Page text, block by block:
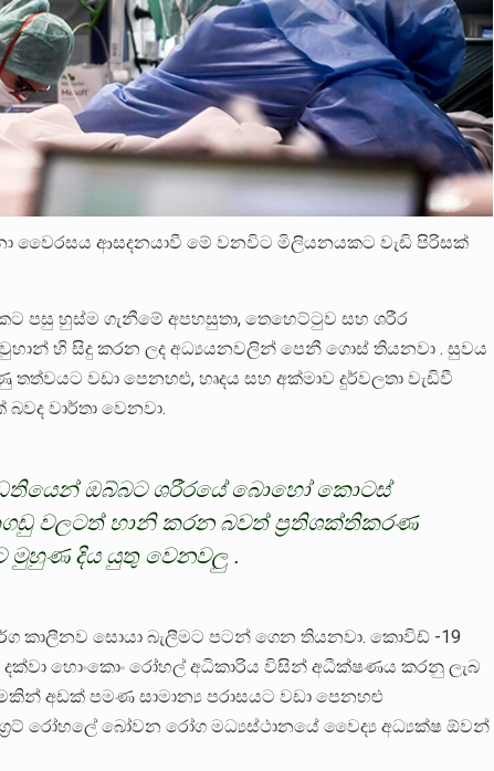
වෛරසය ආසදනයාවී මේ වනවිට මිලියනයකට වැඩි පිරිසක්
පසු හුස්ම ගැනීමේ අපහසුතා, තෙහෙට්ටුව සහ ශරීර
හි සිදු කරන ලද අධ්‍යයනවලින් පෙනී ගොස් තියනවා . සුවය
වඩා පෙනහළු, හෘදය සහ අක්මාව දුර්වලතා වැඩිවී
වාර්තා වෙනවා.
ඔබ්බට ශරීරයේ බොහෝ කොටස්
වලටත් හානි කරන බවත් ප්‍රතිශක්තිකරණ
මුහුණ දිය යුතු වෙනවලු .
කාලීනව සොයා බැලීමට පටන් ගෙන තියනවා. කොවිඩ් -19
හොංකොං රෝහල් අධිකාරිය විසින් අධීක්ෂණය කරනු ලැබ
අඩක් පමණ සාමාන්‍ය පරාසයට වඩා පෙනහළු
රෝහලේ බෝවන රෝග මධ්‍යස්ථානයේ වෛද්‍ය අධ්‍යක්ෂ ඕවන්